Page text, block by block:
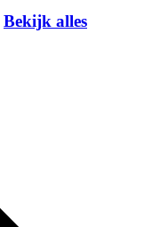
Bekijk alles